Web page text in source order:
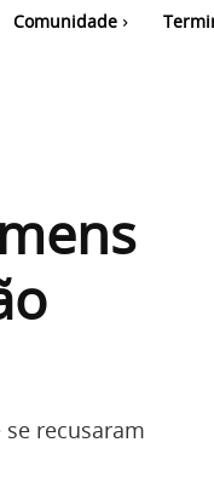
Comunidade
recusaram